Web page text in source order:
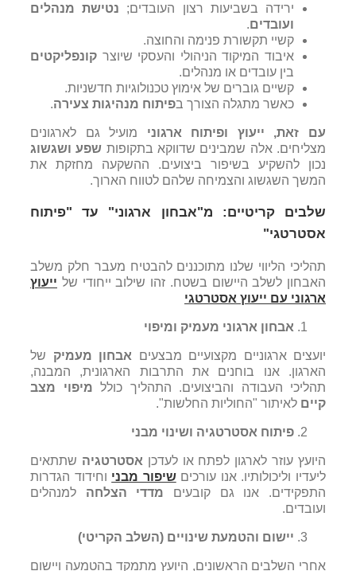
ירידה בשביעות רצון העובדים; נטישת מנהלים
ועובדים.
קשיי תקשורת פנימה והחוצה.
איבוד המיקוד הניהולי והעסקי שיוצר קונפליקטים
בין עובדים או מנהלים.
קשיים גוברים של אימוץ טכנולוגיות חדשניות.
כאשר מתגלה הצורך בפיתוח מנהיגות צעירה.
עם זאת, ייעוץ ופיתוח ארגוני מועיל גם לארגונים
מצליחים. אלה שמבינים שדווקא בתקופות שפע ושגשוג
נכון להשקיע בשיפור ביצועים. ההשקעה מחזקת את
המשך השגשוג והצמיחה שלהם לטווח הארוך.
שלבים קריטיים: מ"אבחון ארגוני" עד "פיתוח
אסטרטגי"
תהליכי הליווי שלנו מתוכננים להבטיח מעבר חלק משלב
האבחון לשלב היישום בשטח. זהו שילוב ייחודי של ייעוץ
ארגוני עם ייעוץ אסטרטגי
אבחון ארגוני מעמיק ומיפוי
יועצים ארגוניים מקצועיים מבצעים אבחון מעמיק של
הארגון. אנו בוחנים את התרבות הארגונית, המבנה,
תהליכי העבודה והביצועים. התהליך כולל מיפוי מצב
קיים לאיתור "החוליות החלשות".
פיתוח אסטרטגיה ושינוי מבני
היועץ עוזר לארגון לפתח או לעדכן אסטרטגיה שתתאים
ליעדיו וליכולותיו. אנו עורכיםשיפור מבני וחידוד הגדרות
התפקידים. אנו גם קובעים מדדי הצלחה למנהלים
ועובדים.
יישום והטמעת שינויים (השלב הקריטי)
אחרי השלבים הראשונים, היועץ מתמקד בהטמעה ויישום